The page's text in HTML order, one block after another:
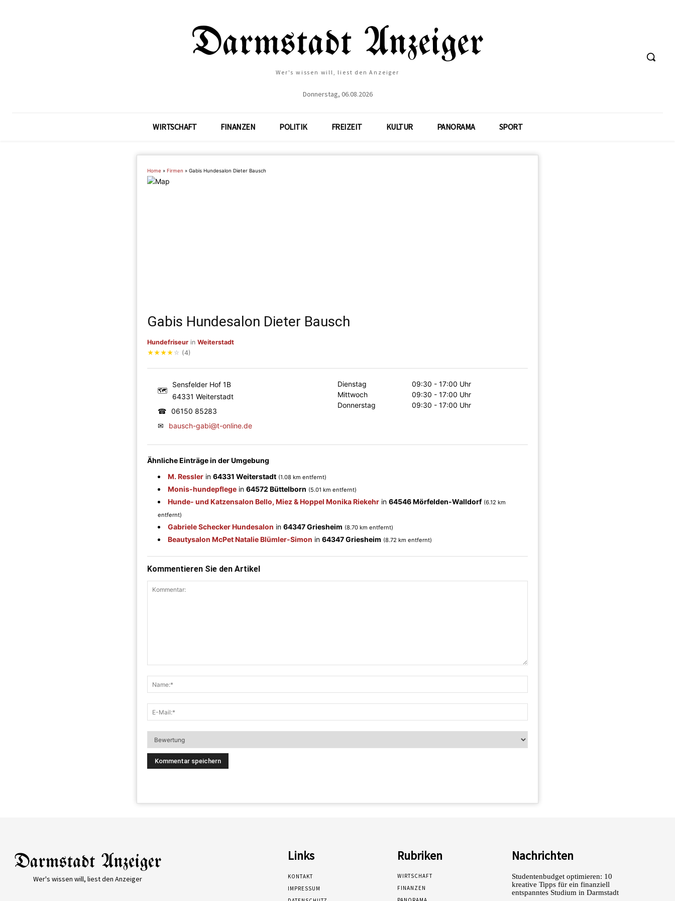
Wer's wissen will, liest den Anzeiger
Donnerstag, 06.08.2026
WIRTSCHAFT FINANZEN POLITIK FREIZEIT KULTUR PANORAMA SPORT
Home » Firmen » Gabis Hundesalon Dieter Bausch
Gabis Hundesalon Dieter Bausch
Hundefriseur in Weiterstadt
★★★★ ☆ (4)
🗺
Sensfelder Hof 1B
64331 Weiterstadt
☎ 06150 85283
✉
bausch-gabi@t-online.de
Dienstag
09:30 - 17:00 Uhr
Mittwoch
09:30 - 17:00 Uhr
Donnerstag
09:30 - 17:00 Uhr
Ähnliche Einträge in der Umgebung
M. Ressler in 64331 Weiterstadt (1.08 km entfernt)
Monis-hundepflege in 64572 Büttelborn (5.01 km entfernt)
Hunde- und Katzensalon Bello, Miez & Hoppel Monika Riekehr in 64546 Mörfelden-Walldorf (6.12 km
entfernt)
Gabriele Schecker Hundesalon in 64347 Griesheim (8.70 km entfernt)
Beautysalon McPet Natalie Blümler-Simon in 64347 Griesheim (8.72 km entfernt)
Kommentieren Sie den Artikel
Wer's wissen will, liest den Anzeiger
Links
KONTAKT
IMPRESSUM
Rubriken
WIRTSCHAFT
FINANZEN
Nachrichten
Studentenbudget optimieren: 10
kreative Tipps für ein finanziell
entspanntes Studium in Darmstadt